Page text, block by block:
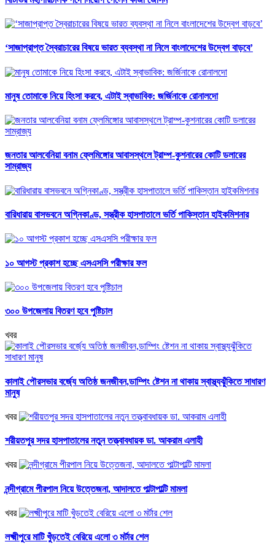
‘সাজাপ্রাপ্ত স্বৈরাচারের বিষয়ে ভারত ব্যবস্থা না নিলে বাংলাদেশের উদ্বেগ বাড়বে’
মানুষ তোমাকে নিয়ে হিংসা করবে, এটাই স্বাভাবিক: জর্জিনাকে রোনালদো
জনতার আলবেনিয়া বনাম ফ্লেমিঙ্গোর আবাসস্থলে ট্রাম্প-কুশনারের কোটি ডলারের
সাম্রাজ্য
বারিধারায় বাসভবনে অগ্নিকাণ্ড, সস্ত্রীক হাসপাতালে ভর্তি পাকিস্তান হাইকমিশনার
১০ আগস্ট প্রকাশ হচ্ছে এসএসসি পরীক্ষার ফল
৩০০ উপজেলায় বিতরণ হবে পুষ্টিচাল
খবর
কালাই পৌরসভার বর্জ্যে অতিষ্ঠ জনজীবন,ডাম্পিং ষ্টেশন না থাকায় স্বাস্থ্যঝুঁকিতে সাধারণ
মানুষ
খবর
শরীয়তপুর সদর হাসপাতালের নতুন তত্ত্বাবধায়ক ডা. আকরাম এলাহী
খবর
নন্দীগ্রামে পীরপাল নিয়ে উত্তেজনা, আদালতে পাল্টাপাল্টি মামলা
খবর
লক্ষ্মীপুরে মাটি খুঁড়তেই বেরিয়ে এলো ৩ মর্টার শেল